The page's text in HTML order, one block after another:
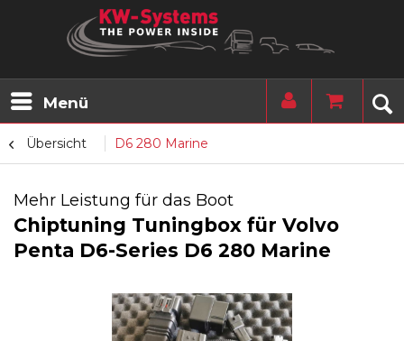
Menü
Übersicht D6 280 Marine
Mehr Leistung für das Boot
Chiptuning Tuningbox für Volvo
Penta D6-Series D6 280 Marine